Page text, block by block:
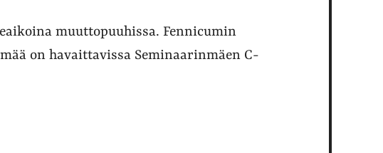
muuttopuuhissa. Fennicumin
on havaittavissa Seminaarinmäen C-